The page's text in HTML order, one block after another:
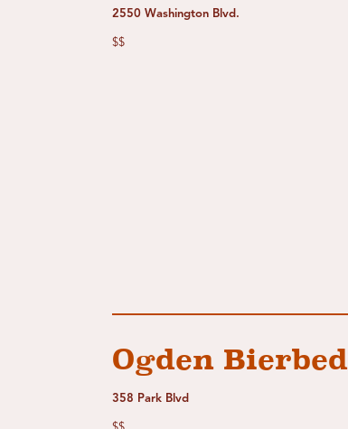
2550 Washington Blvd.
$$
Ogden
358 Park Blvd